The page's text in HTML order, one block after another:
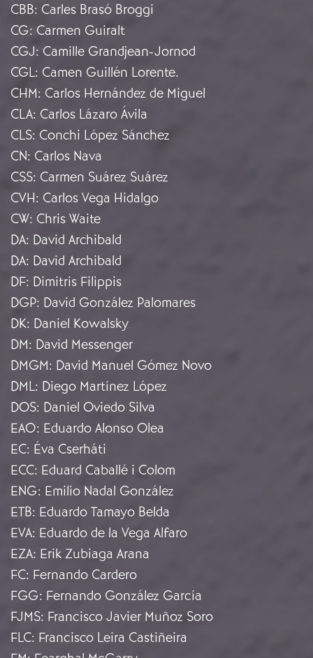
CBB: Carles Brasó Broggi
CG: Carmen Guiralt
CGJ: Camille Grandjean-Jornod
CGL: Camen Guillén Lorente.
CHM: Carlos Hernández de Miguel
CLA: Carlos Lázaro Ávila
CLS: Conchi López Sánchez
CN: Carlos Nava
CSS: Carmen Suárez Suárez
CVH: Carlos Vega Hidalgo
CW: Chris Waite
DA: David Archibald
DA: David Archibald
DF: Dimitris Filippis
DGP: David González Palomares
DK: Daniel Kowalsky
DM: David Messenger
DMGM: David Manuel Gómez Novo
DML: Diego Martínez López
DOS: Daniel Oviedo Silva
EAO: Eduardo Alonso Olea
EC: Éva Cserháti
ECC: Eduard Caballé i Colom
ENG: Emilio Nadal González
ETB: Eduardo Tamayo Belda
EVA: Eduardo de la Vega Alfaro
EZA: Erik Zubiaga Arana
FC: Fernando Cardero
FGG: Fernando González García
FJMS: Francisco Javier Muñoz Soro
FLC: Francisco Leira Castiñeira